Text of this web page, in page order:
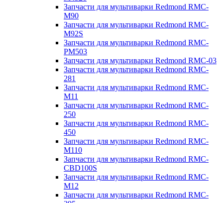
Запчасти для мультиварки Redmond RMC-
M90
Запчасти для мультиварки Redmond RMC-
M92S
Запчасти для мультиварки Redmond RMC-
PM503
Запчасти для мультиварки Redmond RMC-03
Запчасти для мультиварки Redmond RMC-
281
Запчасти для мультиварки Redmond RMC-
M11
Запчасти для мультиварки Redmond RMC-
250
Запчасти для мультиварки Redmond RMC-
450
Запчасти для мультиварки Redmond RMC-
M110
Запчасти для мультиварки Redmond RMC-
CBD100S
Запчасти для мультиварки Redmond RMC-
M12
Запчасти для мультиварки Redmond RMC-